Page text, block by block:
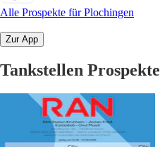
Alle Prospekte für Plochingen
Zur App
Tankstellen Prospekte